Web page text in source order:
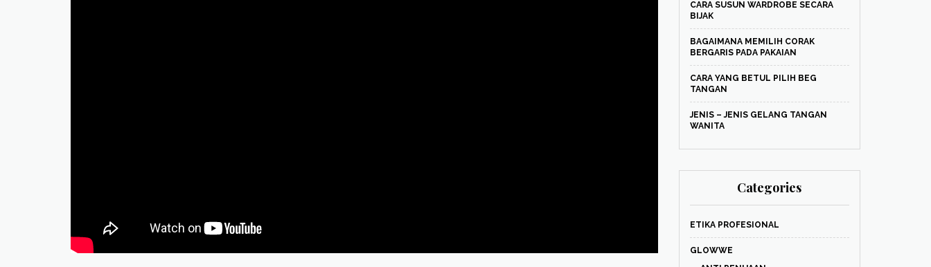
CARA SUSUN WARDROBE SECARA
BIJAK
BAGAIMANA MEMILIH CORAK
BERGARIS PADA PAKAIAN
CARA YANG BETUL PILIH BEG
TANGAN
JENIS – JENIS GELANG TANGAN
WANITA
Categories
ETIKA PROFESIONAL
GLOWWE